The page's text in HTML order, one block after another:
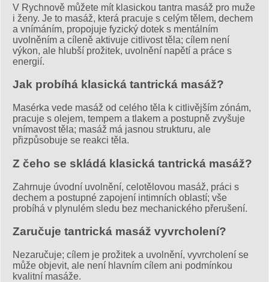
V Rychnově můžete mít klasickou tantra masáž pro muže
i ženy. Je to masáž, která pracuje s celým tělem, dechem
a vnímáním, propojuje fyzický dotek s mentálním
uvolněním a cíleně aktivuje citlivost těla; cílem není
výkon, ale hlubší prožitek, uvolnění napětí a práce s
energií.
Jak probíhá klasická tantrická masáž?
Masérka vede masáž od celého těla k citlivějším zónám,
pracuje s olejem, tempem a tlakem a postupně zvyšuje
vnímavost těla; masáž má jasnou strukturu, ale
přizpůsobuje se reakci těla.
Z čeho se skládá klasická tantrická masáž?
Zahrnuje úvodní uvolnění, celotělovou masáž, práci s
dechem a postupné zapojení intimních oblastí; vše
probíhá v plynulém sledu bez mechanického přerušení.
Zaručuje tantrická masáž vyvrcholení?
Nezaručuje; cílem je prožitek a uvolnění, vyvrcholení se
může objevit, ale není hlavním cílem ani podmínkou
kvalitní masáže.